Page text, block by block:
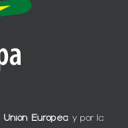
Unión Europea y por la